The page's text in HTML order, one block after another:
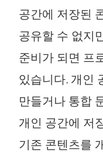
공간에 저장된
공유할 수 없지
준비가 되면 프
있습니다. 개인
만들거나 통합
개인 공간에 저
기존 콘텐츠를